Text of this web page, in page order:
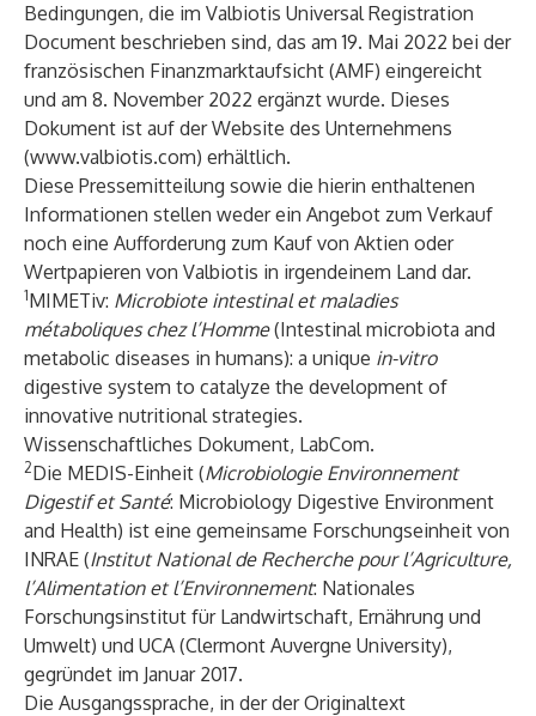
Bedingungen, die im Valbiotis Universal Registration
Document beschrieben sind, das am 19. Mai 2022 bei der
französischen Finanzmarktaufsicht (AMF) eingereicht
und am 8. November 2022 ergänzt wurde. Dieses
Dokument ist auf der Website des Unternehmens
(www.valbiotis.com) erhältlich.
Diese Pressemitteilung sowie die hierin enthaltenen
Informationen stellen weder ein Angebot zum Verkauf
noch eine Aufforderung zum Kauf von Aktien oder
Wertpapieren von Valbiotis in irgendeinem Land dar.
1MIMETiv: Microbiote intestinal et maladies
métaboliques chez l’Homme(Intestinal microbiota and
metabolic diseases in humans): a unique in-vitro
digestive system to catalyze the development of
innovative nutritional strategies.
Wissenschaftliches Dokument, LabCom.
2Die MEDIS-Einheit (Microbiologie Environnement
Digestif et Santé: Microbiology Digestive Environment
and Health) ist eine gemeinsame Forschungseinheit von
INRAE (Institut National de Recherche pour l’Agriculture,
l’Alimentation et l’Environnement: Nationales
Forschungsinstitut für Landwirtschaft, Ernährung und
Umwelt) und UCA (Clermont Auvergne University),
gegründet im Januar 2017.
Die Ausgangssprache, in der der Originaltext